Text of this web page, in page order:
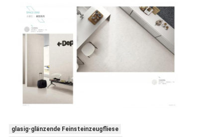
glasig-glänzende Feinsteinzeugfliese